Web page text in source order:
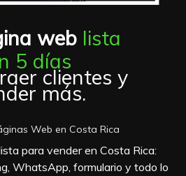
web lista
5 días
clientes y
más.
Web en Costa Rica
para vender en Costa Rica:
WhatsApp, formulario y todo lo